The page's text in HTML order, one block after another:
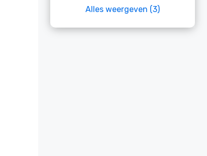
Alles weergeven (3)